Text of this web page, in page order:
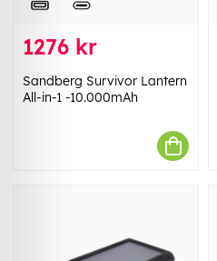
1276 kr
Sandberg Survivor Lantern
All-in-1 -10.000mAh